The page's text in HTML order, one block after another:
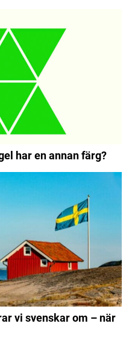
har en annan färg?
vi svenskar om – när